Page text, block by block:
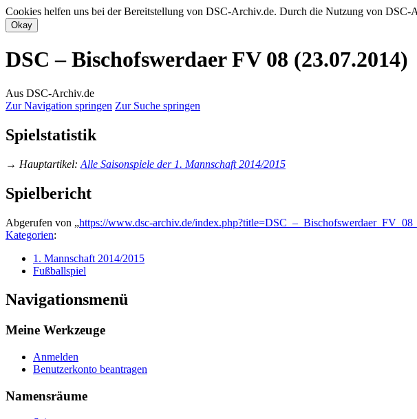
Cookies helfen uns bei der Bereitstellung von DSC-Archiv.de. Durch die Nutzung von DSC-
DSC – Bischofswerdaer FV 08 (23.07.2014)
Aus DSC-Archiv.de
Zur Navigation springen Zur Suche springen
Spielstatistik
→ Hauptartikel: Alle Saisonspiele der 1. Mannschaft 2014/2015
Spielbericht
Abgerufen von „https://www.dsc-archiv.de/
Kategorien:
1. Mannschaft 2014/2015
Fußballspiel
Navigationsmenü
Meine Werkzeuge
Anmelden
Benutzerkonto beantragen
Namensräume